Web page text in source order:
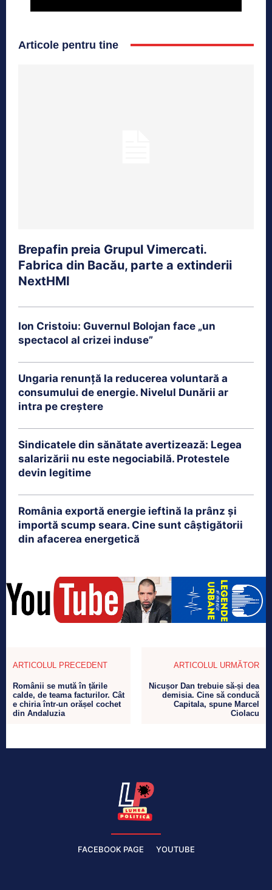
Articole pentru tine
Brepafin preia Grupul Vimercati.
Fabrica din Bacău, parte a extinderii
NextHMI
Ion Cristoiu: Guvernul Bolojan face „un
spectacol al crizei induse”
Ungaria renunță la reducerea voluntară a
consumului de energie. Nivelul Dunării ar
intra pe creștere
Sindicatele din sănătate avertizează: Legea
salarizării nu este negociabilă. Protestele
devin legitime
România exportă energie ieftină la prânz și
importă scump seara. Cine sunt câștigătorii
din afacerea energetică
ARTICOLUL PRECEDENT
Românii se mută în țările
calde, de teama facturilor. Cât
e chiria într-un orășel cochet
din Andaluzia
ARTICOLUL URMĂTOR
Nicușor Dan trebuie să-și dea
demisia. Cine să conducă
Capitala, spune Marcel
Ciolacu
FACEBOOK PAGE YOUTUBE